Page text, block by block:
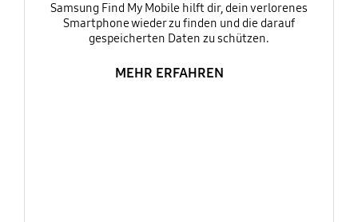
Samsung Find My Mobile hilft dir, dein verlorenes
Smartphone wieder zu finden und die darauf
gespeicherten Daten zu schützen.
MEHR ERFAHREN